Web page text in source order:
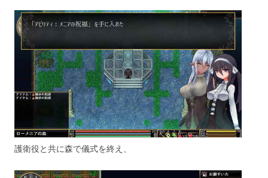
護衛役と共に森で儀式を終え、